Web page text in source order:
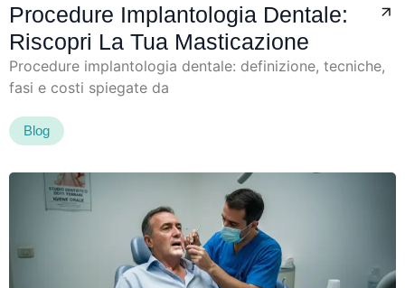
Procedure Implantologia Dentale:
Riscopri La Tua Masticazione
Procedure implantologia dentale: definizione, tecniche,
fasi e costi spiegate da
Blog